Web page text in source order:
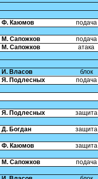
Ф. Каюмов подача
М. Сапожков
подача
М. Сапожков атака
И. Власов
блок
Я. Подлесных подача
Я. Подлесных защита
Д. Богдан защита
Ф. Каюмов защита
М. Сапожков подача